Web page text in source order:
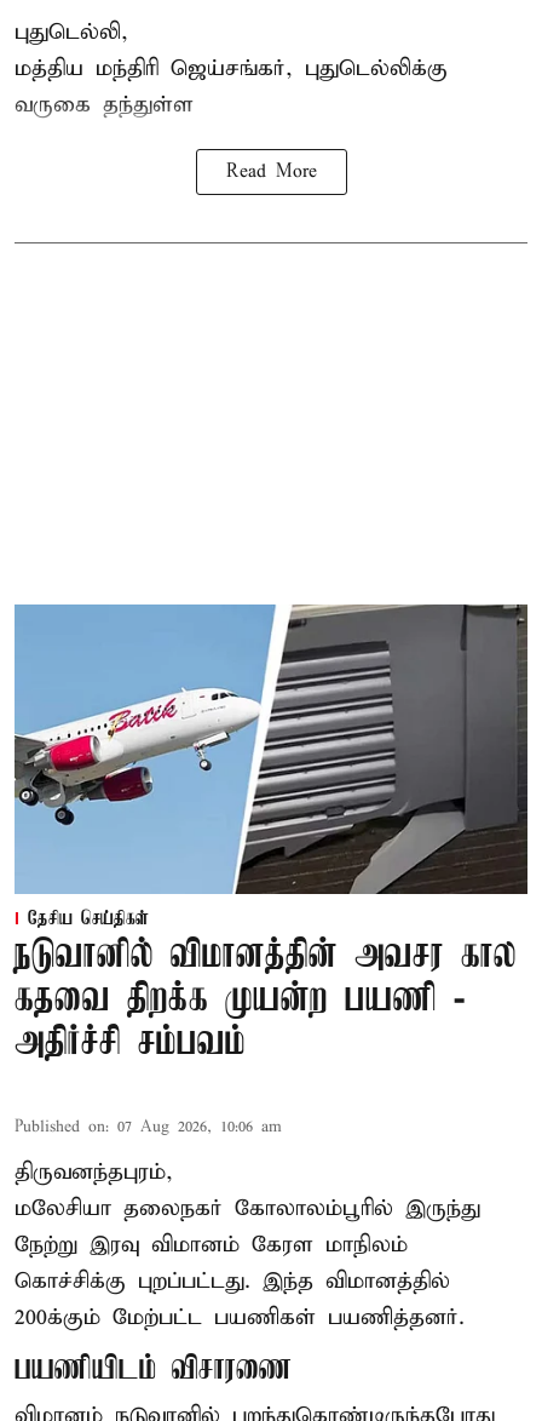
புதுடெல்லி,
மத்திய மந்திரி ஜெய்சங்கர், புதுடெல்லிக்கு
வருகை தந்துள்ள
Read More
தேசிய செய்திகள்
நடுவானில் விமானத்தின் அவசர கால
கதவை திறக்க முயன்ற பயணி -
அதிர்ச்சி சம்பவம்
Published on: 07 Aug 2026, 10:06 am
திருவனந்தபுரம்,
மலேசியா தலைநகர் கோலாலம்பூரில் இருந்து
நேற்று இரவு விமானம் கேரள மாநிலம்
கொச்சிக்கு புறப்பட்டது. இந்த விமானத்தில்
200க்கும் மேற்பட்ட பயணிகள் பயணித்தனர்.
பயணியிடம் விசாரணை
விமானம் நடுவானில் பறந்துகொண்டிருந்தபோது